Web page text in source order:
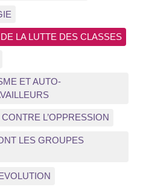
LA LUTTE DES CLASSES
ET AUTO-
L’OPPRESSION
LES GROUPES